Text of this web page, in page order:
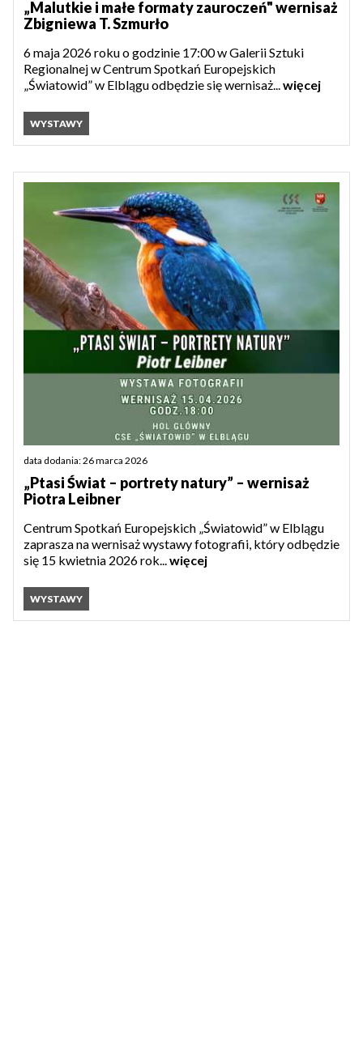
„Malutkie i małe formaty zauroczeń" wernisaż
Zbigniewa T. Szmurło
6 maja 2026 roku o godzinie 17:00 w Galerii Sztuki
Regionalnej w Centrum Spotkań Europejskich
„Światowid” w Elblągu odbędzie się wernisaż...więcej
WYSTAWY
data dodania: 26 marca 2026
„Ptasi Świat – portrety natury” – wernisaż
Piotra Leibner
Centrum Spotkań Europejskich „Światowid” w Elblągu
zaprasza na wernisaż wystawy fotografii, który odbędzie
się 15 kwietnia 2026 rok...więcej
WYSTAWY